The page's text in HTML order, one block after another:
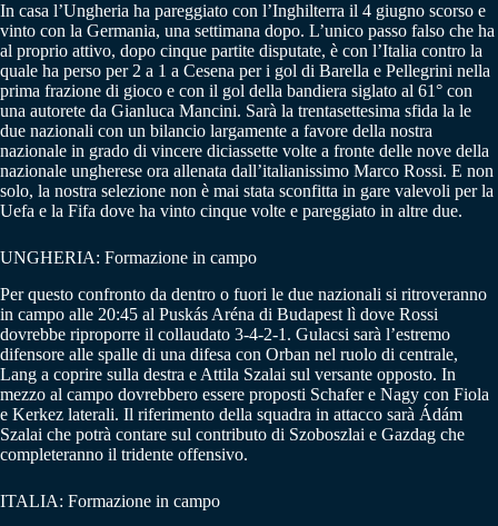
In casa l’Ungheria ha pareggiato con l’Inghilterra il 4 giugno scorso e
vinto con la Germania, una settimana dopo. L’unico passo falso che ha
al proprio attivo, dopo cinque partite disputate, è con l’Italia contro la
quale ha perso per 2 a 1 a Cesena per i gol di Barella e Pellegrini nella
prima frazione di gioco e con il gol della bandiera siglato al 61° con
una autorete da Gianluca Mancini. Sarà la trentasettesima sfida la le
due nazionali con un bilancio largamente a favore della nostra
nazionale in grado di vincere diciassette volte a fronte delle nove della
nazionale ungherese ora allenata dall’italianissimo Marco Rossi. E non
solo, la nostra selezione non è mai stata sconfitta in gare valevoli per la
Uefa e la Fifa dove ha vinto cinque volte e pareggiato in altre due.
UNGHERIA: Formazione in campo
Per questo confronto da dentro o fuori le due nazionali si ritroveranno
in campo alle 20:45 al Puskás Aréna di Budapest lì dove Rossi
dovrebbe riproporre il collaudato 3-4-2-1. Gulacsi sarà l’estremo
difensore alle spalle di una difesa con Orban nel ruolo di centrale,
Lang a coprire sulla destra e Attila Szalai sul versante opposto. In
mezzo al campo dovrebbero essere proposti Schafer e Nagy con Fiola
e Kerkez laterali. Il riferimento della squadra in attacco sarà Ádám
Szalai che potrà contare sul contributo di Szoboszlai e Gazdag che
completeranno il tridente offensivo.
ITALIA: Formazione in campo